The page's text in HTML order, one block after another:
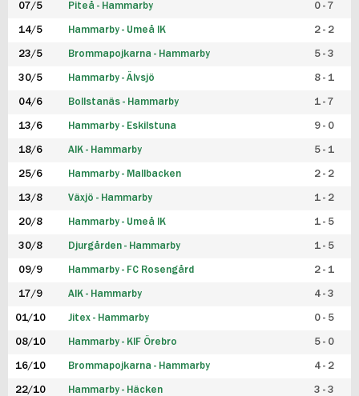
07/5 Piteå - Hammarby 0 - 7
14/5 Hammarby - Umeå IK 2 - 2
23/5 Brommapojkarna - Hammarby 5 - 3
30/5 Hammarby - Älvsjö 8 - 1
04/6 Bollstanäs - Hammarby 1 - 7
13/6 Hammarby - Eskilstuna 9 - 0
18/6 AIK - Hammarby 5 - 1
25/6 Hammarby - Mallbacken 2 - 2
13/8 Växjö - Hammarby 1 - 2
20/8 Hammarby - Umeå IK 1 - 5
30/8 Djurgården - Hammarby 1 - 5
09/9 Hammarby - FC Rosengård 2 - 1
17/9 AIK - Hammarby 4 - 3
01/10 Jitex - Hammarby 0 - 5
08/10 Hammarby - KIF Örebro 5 - 0
16/10 Brommapojkarna - Hammarby 4 - 2
22/10 Hammarby - Häcken 3 - 3